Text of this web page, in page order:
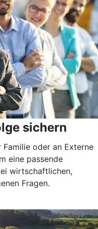
sichern
Familie oder an Externe
eine passende
wirtschaftlichen,
Fragen.